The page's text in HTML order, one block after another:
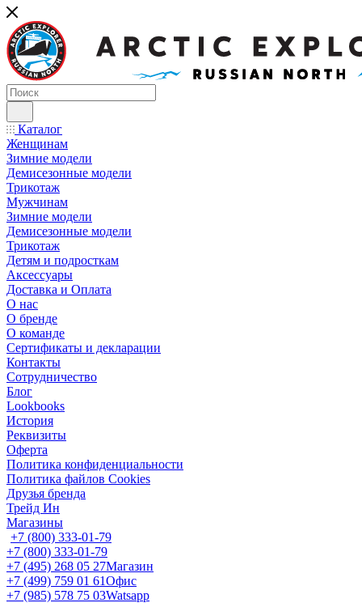
Каталог
Женщинам
Зимние модели
Демисезонные модели
Трикотаж
Мужчинам
Зимние модели
Демисезонные модели
Трикотаж
Детям и подросткам
Аксессуары
Доставка и Оплата
О нас
О бренде
О команде
Сертификаты и декларации
Контакты
Сотрудничество
Блог
Lookbooks
История
Реквизиты
Оферта
Политика конфиденциальности
Политика файлов Cookies
Друзья бренда
Трейд Ин
Магазины
+7 (800) 333-01-79
+7 (800) 333-01-79
+7 (495) 268 05 27Магазин
+7 (499) 759 01 61Офис
+7 (985) 578 75 03Watsapp